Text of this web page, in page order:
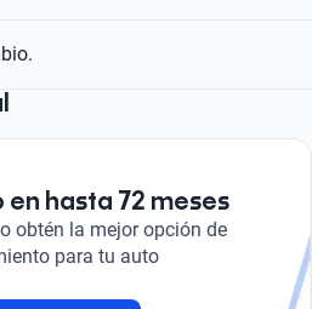
hasta 72 meses
obtén la mejor opción de
para tu auto